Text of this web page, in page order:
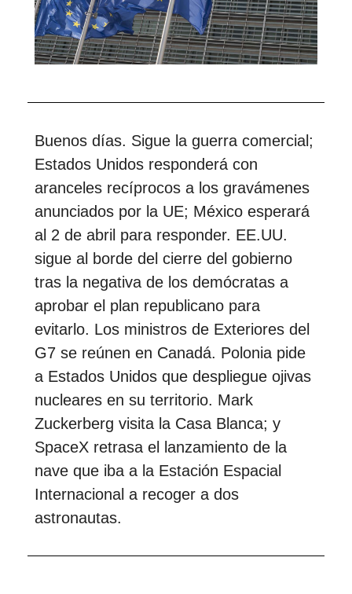
Buenos días. Sigue la guerra comercial;
Estados Unidos responderá con
aranceles recíprocos a los gravámenes
anunciados por la UE; México esperará
al 2 de abril para responder. EE.UU.
sigue al borde del cierre del gobierno
tras la negativa de los demócratas a
aprobar el plan republicano para
evitarlo. Los ministros de Exteriores del
G7 se reúnen en Canadá. Polonia pide
a Estados Unidos que despliegue ojivas
nucleares en su territorio. Mark
Zuckerberg visita la Casa Blanca; y
SpaceX retrasa el lanzamiento de la
nave que iba a la Estación Espacial
Internacional a recoger a dos
astronautas.